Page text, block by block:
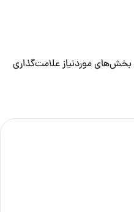
بخش‌های موردنیاز علامت‌گذاری